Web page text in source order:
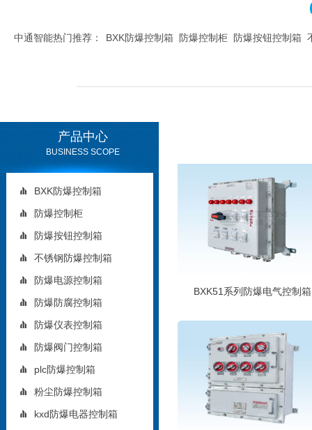
中通智能热门推荐： BXK防爆控制箱 防爆控制柜 防爆按钮控制箱
产品中心
BUSINESS SCOPE
BXK防爆控制箱
防爆控制柜
防爆按钮控制箱
不锈钢防爆控制箱
防爆电源控制箱
防爆防腐控制箱
防爆仪表控制箱
防爆阀门控制箱
plc防爆控制箱
粉尘防爆控制箱
kxd防爆电器控制箱
BXK51系列防爆电气控制箱